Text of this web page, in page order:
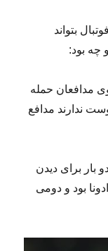
بتواند
چه بود:
مدافعان حمله
ندارند مدافع
بار برای دیدن
بود و دومی